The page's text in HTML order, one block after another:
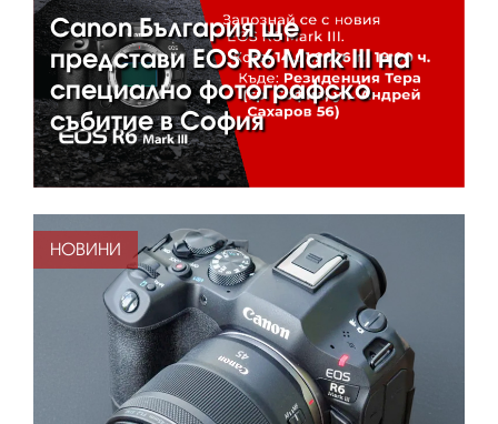
Canon България ще
представи EOS R6 Mark III на
специално фотографско
събитие в София
НОВИНИ